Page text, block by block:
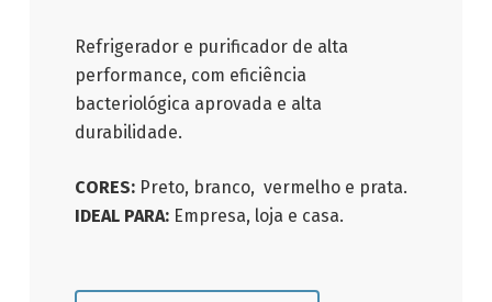
Refrigerador e purificador de alta
performance, com eficiência
bacteriológica aprovada e alta
durabilidade.
CORES: Preto, branco, vermelho e prata.
IDEAL PARA: Empresa, loja e casa.